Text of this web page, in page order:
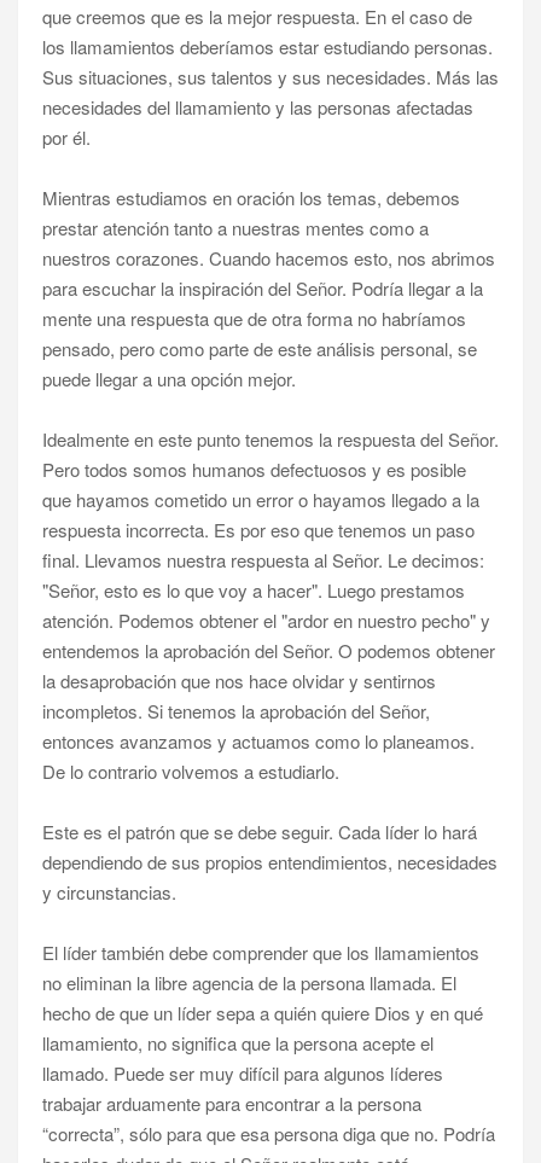
que creemos que es la mejor respuesta. En el caso de
los llamamientos deberíamos estar estudiando personas.
Sus situaciones, sus talentos y sus necesidades. Más las
necesidades del llamamiento y las personas afectadas
por él.
Mientras estudiamos en oración los temas, debemos
prestar atención tanto a nuestras mentes como a
nuestros corazones. Cuando hacemos esto, nos abrimos
para escuchar la inspiración del Señor. Podría llegar a la
mente una respuesta que de otra forma no habríamos
pensado, pero como parte de este análisis personal, se
puede llegar a una opción mejor.
Idealmente en este punto tenemos la respuesta del Señor.
Pero todos somos humanos defectuosos y es posible
que hayamos cometido un error o hayamos llegado a la
respuesta incorrecta. Es por eso que tenemos un paso
final. Llevamos nuestra respuesta al Señor. Le decimos:
"Señor, esto es lo que voy a hacer". Luego prestamos
atención. Podemos obtener el "ardor en nuestro pecho" y
entendemos la aprobación del Señor. O podemos obtener
la desaprobación que nos hace olvidar y sentirnos
incompletos. Si tenemos la aprobación del Señor,
entonces avanzamos y actuamos como lo planeamos.
De lo contrario volvemos a estudiarlo.
Este es el patrón que se debe seguir. Cada líder lo hará
dependiendo de sus propios entendimientos, necesidades
y circunstancias.
El líder también debe comprender que los llamamientos
no eliminan la libre agencia de la persona llamada. El
hecho de que un líder sepa a quién quiere Dios y en qué
llamamiento, no significa que la persona acepte el
llamado. Puede ser muy difícil para algunos líderes
trabajar arduamente para encontrar a la persona
“correcta”, sólo para que esa persona diga que no. Podría